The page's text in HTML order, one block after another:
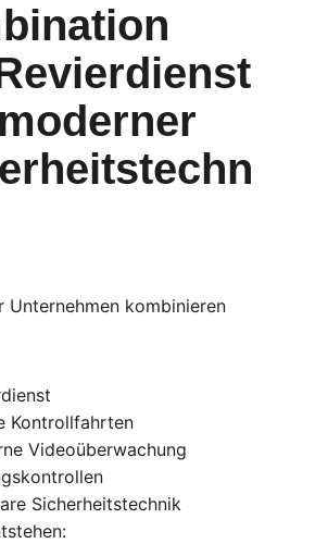
Unternehmen kombinieren
Kontrollfahrten
Videoüberwachung
Sicherheitstechnik